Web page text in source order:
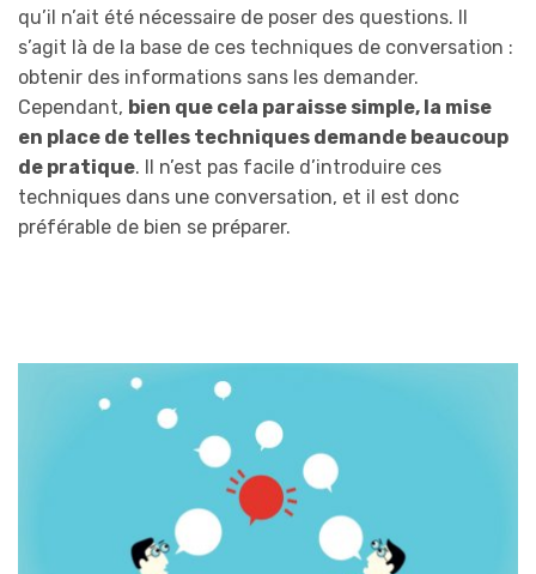
qu’il n’ait été nécessaire de poser des questions. Il
s’agit là de la base de ces techniques de conversation :
obtenir des informations sans les demander.
Cependant, bien que cela paraisse simple, la mise
en place de telles techniques demande beaucoup
de pratique. Il n’est pas facile d’introduire ces
techniques dans une conversation, et il est donc
préférable de bien se préparer.